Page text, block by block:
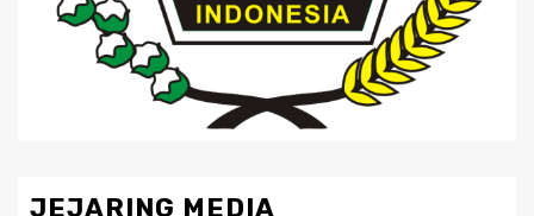
JEJARING MEDIA